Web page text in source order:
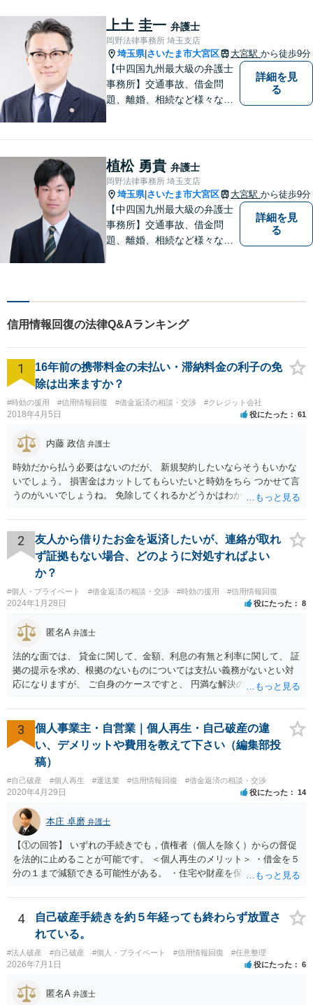
談も受け付けています。ぜひ
一度ご相談を！【初回相談無
料】
上土 圭一 弁護士
岡野法律事務所 埼玉支店
埼玉県| さいたま市大宮区 大宮駅 から徒歩9分
【中四国九州最大級の弁護士
事務所】交通事故、借金問
題、離婚、相続など様々な問
い！
詳細を見
る
植松 勇貴 弁護士
岡野法律事務所 埼玉支店
埼玉県| さいたま市大宮区 大宮駅 から徒歩9分
【中四国九州最大級の弁護士
事務所】交通事故、借金問
題、離婚、相続など様々な問
い！
詳細を見
る
信用情報回復の法律Q&Aランキング
1
16年前の携帯料金の未払い・滞納料金の利子の免
除は出来ますか？
#時効の援用 #信用情報回復 #借金返済の相談・交渉 #クレジット会社
2018年4月5日 役にたった 61
内藤 政信 弁護士
時効だから払う必要はないのだが、 新規契約したいならそうもいかな
いでしょう。 損害金はカットしてもらいたいと時効をちら つかせて言
うのがいいでしょうね。 免除してくれるかどうかはわかりませんが。
2
友人から借りたお金を返済したいが、連絡が取れ
ず証拠もない場合、どのように対処すればよい
か？
#個人・プライベート #借金返済の相談・交渉 #時効の援用 #信用情報回復
2024年1月28日 役にたった 8
匿名A 弁護士
法的な面では、 貸金に関して、金額、利息の有無と利率に関して、 証
拠の提示を求め、根拠のないものについては支払い義務がないとい対
応になりますが、 ご自身のケースですと、 円満な解決のため、一定程
けではありません）。 何某かの主張をされた場合、あらためて弁護士
に相談されるという形でよいかと思います。
3
個人事業主・自営業｜個人再生・自己破産の違
い、デメリットや費用を教えて下さい（編集部投
稿）
#自己破産 #個人再生 #運送業 #信用情報回復 #借金返済の相談・交渉
2020年4月29日 役にたった 14
本庄 卓磨 弁護士
【①の回答】 いずれの手続きでも，債権者（個人を除く）からの督促
を法的に止めることが可能です。 ＜個人再生のメリット＞ ・借金を５
分の１まで減額できる可能性がある。 ・住宅や財産を保持できる（た
理的抵抗が小さい（個人差あり）。 ＜自己破産のメリット＞ ・税金等
の滞納分を除き，借金を返済する必要がなくなる。 【②の回答】 ・個
人再生・破産ともに，信用情報に事故情報（いわゆるブラックリス
ト）として登録されますので，５年～１０年ほどは新たに借金をする
ことはできません。また，住宅や店舗を借りる際，保証会社の審査も
通らなくなるため，保証人を立てて契約する必要がある場合がありま
す。 ・ご家族名義の財産を処分する必要はありません。 ・個人再生・
破産ともに，返済が困難な状況に陥っている以上，事業継続は難しい
4
自己破産手続きを約５年経っても終わらず放置さ
れている。
#法人破産 #自己破産 #個人・プライベート #信用情報回復 #任意整理
2026年7月1日 役にたった 6
匿名A 弁護士